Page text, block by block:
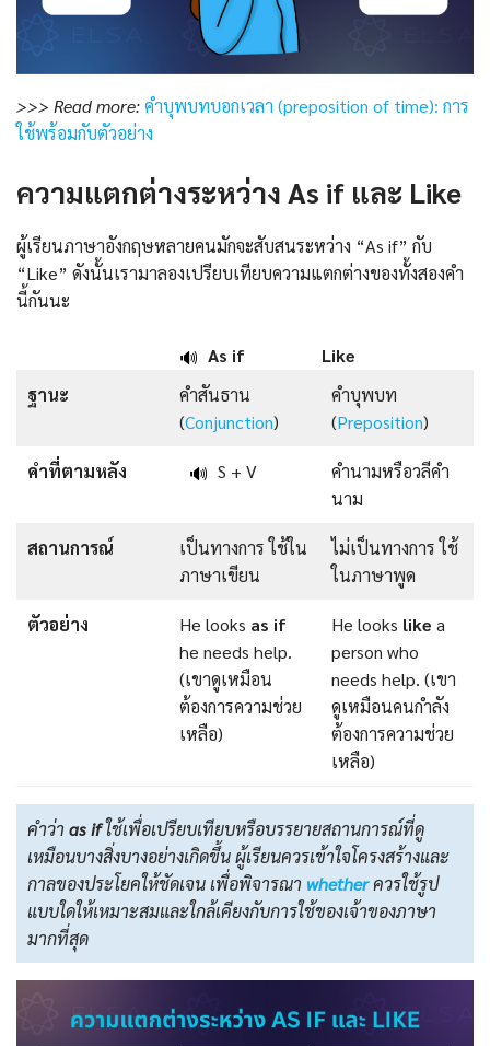
>>> Read more:คำบุพบทบอกเวลา (preposition of time): การ
ใช้พร้อมกับตัวอย่าง
ความแตกต่างระหว่าง As if และ Like
ผู้เรียนภาษาอังกฤษหลายคนมักจะสับสนระหว่าง “As if” กับ
“Like” ดังนั้นเรามาลองเปรียบเทียบความแตกต่างของทั้งสองคำ
นี้กันนะ
🔊 As if
Like
ฐานะ
คำสันธาน
(Conjunction)
คำบุพบท
(Preposition)
คำที่ตามหลัง 🔊 S + V
คำนามหรือวลีคำ
นาม
สถานการณ์
เป็นทางการ ใช้ใน
ภาษาเขียน
ไม่เป็นทางการ ใช้
ในภาษาพูด
ตัวอย่าง He looks as if
he needs help.
(เขาดูเหมือน
ต้องการความช่วย
เหลือ)
He looks like a
person who
needs help. (เขา
ดูเหมือนคนกำลัง
ต้องการความช่วย
เหลือ)
คำว่า as ifใช้เพื่อเปรียบเทียบหรือบรรยายสถานการณ์ที่ดู
เหมือนบางสิ่งบางอย่างเกิดขึ้น ผู้เรียนควรเข้าใจโครงสร้างและ
กาลของประโยคให้ชัดเจน เพื่อพิจารณา whetherควรใช้รูป
แบบใดให้เหมาะสมและใกล้เคียงกับการใช้ของเจ้าของภาษา
มากที่สุด